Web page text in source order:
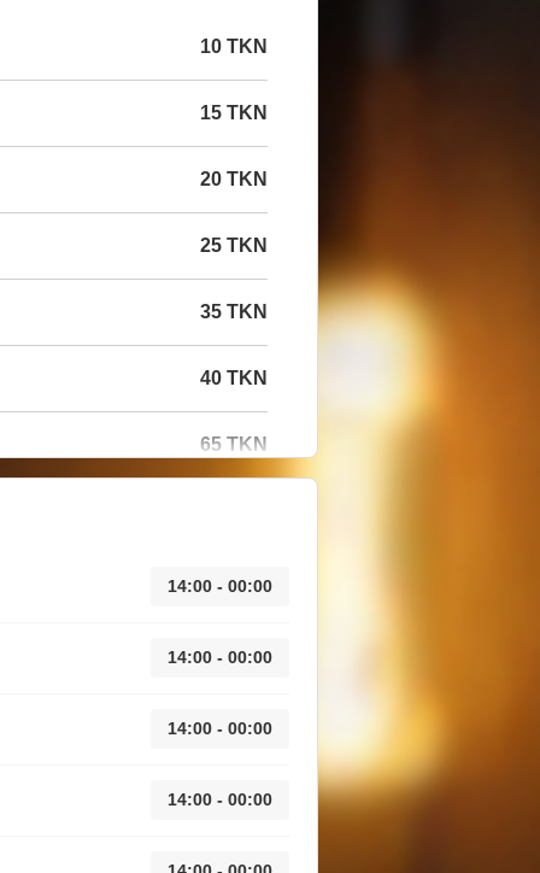
10 TKN
15 TKN
20 TKN
25 TKN
35 TKN
40 TKN
65 TKN
14:00 - 00:00
14:00 - 00:00
14:00 - 00:00
14:00 - 00:00